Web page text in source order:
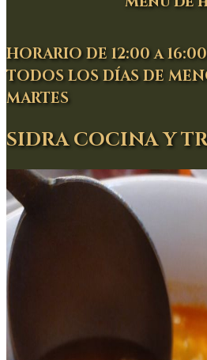
HORARIO DE 12:00 a
TODOS LOS DÍAS DE
MARTES
SIDRA COCINA Y